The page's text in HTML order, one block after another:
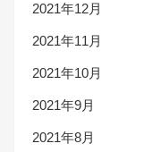
2021年12月
2021年11月
2021年10月
2021年9月
2021年8月